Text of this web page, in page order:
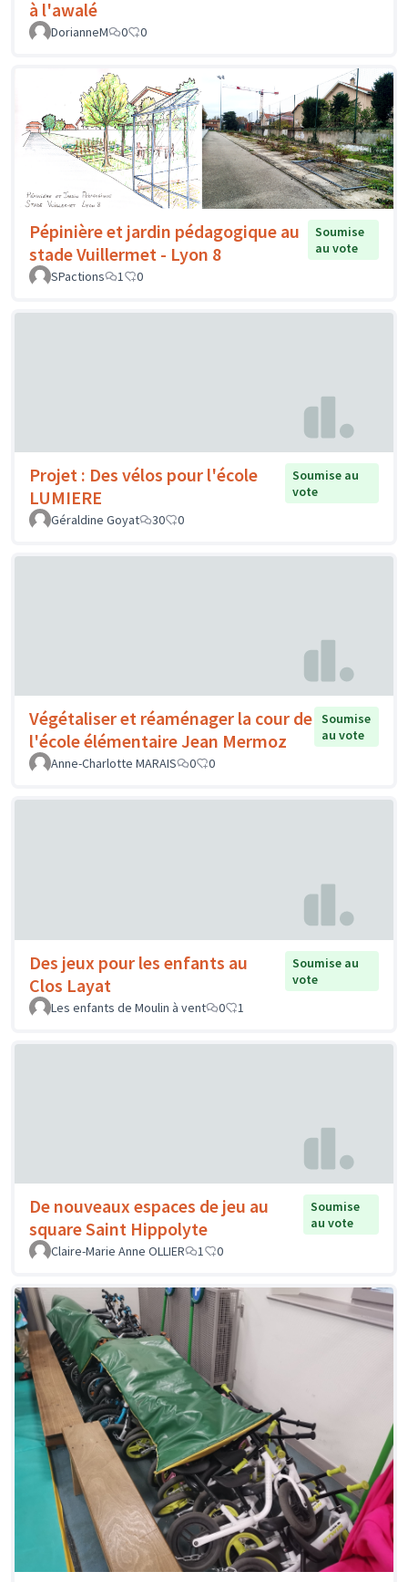
à l'awalé
DorianneM 0 0
Pépinière et jardin pédagogique au
stade Vuillermet - Lyon 8
Soumise
au vote
SPactions
1 0
Projet : Des vélos pour l'école
LUMIERE
Soumise au
vote
Géraldine Goyat
30 0
Végétaliser et réaménager la cour de
l'école élémentaire Jean Mermoz
Soumise
au vote
Anne-Charlotte MARAIS
0 0
Des jeux pour les enfants au
Clos Layat
Soumise au
vote
Les enfants de Moulin à vent
0 1
De nouveaux espaces de jeu au
square Saint Hippolyte
Soumise
au vote
Claire-Marie Anne OLLIER
1 0